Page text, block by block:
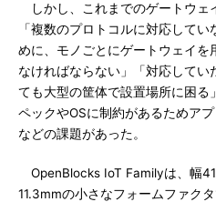
しかし、これまでのゲートウェ
「複数のプロトコルに対応してい
めに、モノごとにゲートウェイを
なければならない」「対応してい
ても大型の筐体で設置場所に困る
ペックやOSに制約があるためア
などの課題があった。
OpenBlocks IoT Familyは、幅
11.3mmの小さなフォームファク